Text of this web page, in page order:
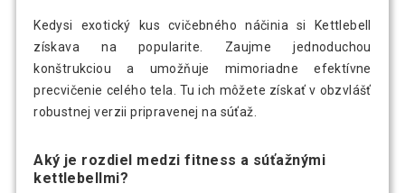
Kedysi exotický kus cvičebného náčinia si Kettlebell
získava na popularite. Zaujme jednoduchou
konštrukciou a umožňuje mimoriadne efektívne
precvičenie celého tela. Tu ich môžete získať v obzvlášť
robustnej verzii pripravenej na súťaž.
Aký je rozdiel medzi fitness a súťažnými
kettlebellmi?